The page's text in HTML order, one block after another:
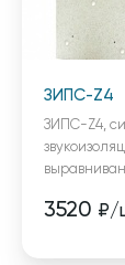
ЗИПС-Z4
ЗИПС-Z4,
3520 ₽/